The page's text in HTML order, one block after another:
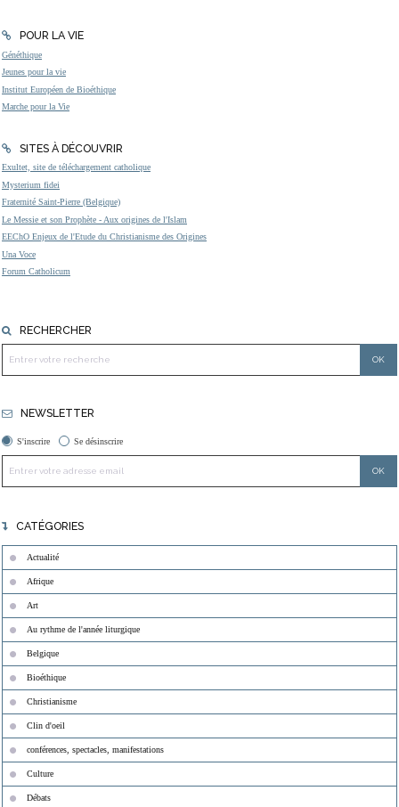
POUR LA VIE
Généthique
Jeunes pour la vie
Institut Européen de Bioéthique
Marche pour la Vie
SITES À DÉCOUVRIR
Exultet, site de téléchargement catholique
Mysterium fidei
Fraternité Saint-Pierre (Belgique)
Le Messie et son Prophète - Aux origines de l'Islam
EEChO Enjeux de l'Etude du Christianisme des Origines
Una Voce
Forum Catholicum
RECHERCHER
NEWSLETTER
S'inscrire Se désinscrire
CATÉGORIES
Actualité
Afrique
Art
Au rythme de l'année liturgique
Belgique
Bioéthique
Christianisme
Clin d'oeil
conférences, spectacles, manifestations
Culture
Débats